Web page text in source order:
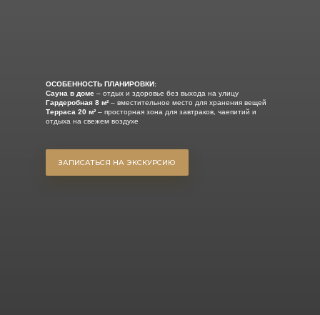
ЗАПИСАТЬСЯ НА ЭКСКУРСИЮ
ОСОБЕННОСТЬ ПЛАНИРОВКИ:
Сауна в доме – отдых и здоровье без выхода на улицу
Гардеробная 8 м² – вместительное место для хранения вещей
Терраса 20 м² – просторная зона для завтраков, чаепитий и
отдыха на свежем воздухе